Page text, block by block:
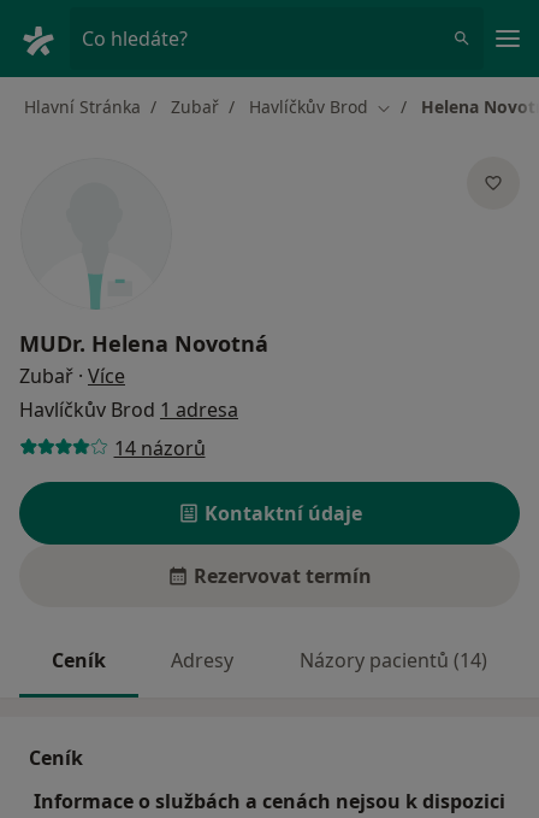
Co hledáte?
Hlavní Stránka Zubař Havlíčkův Brod Změna města
Helena
MUDr. Helena Novotná
Zubař · Více
Havlíčkův Brod 1 adresa
14 názorů
Kontaktní údaje
Rezervovat termín
Ceník Adresy Názory pacientů (14)
Ceník
Informace o službách a cenách nejsou k dispozici